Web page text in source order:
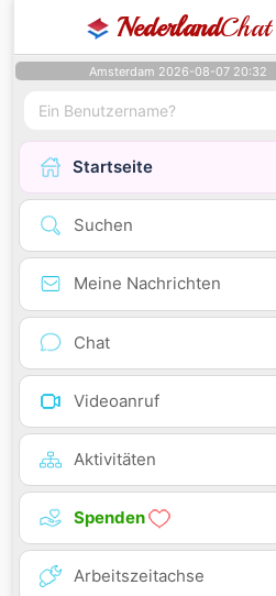
NederlandChat
Amsterdam 2026-08-07 20:32
Startseite
Suchen
Meine Nachrichten
Chat
Videoanruf
Aktivitäten
Spenden
Arbeitszeitachse